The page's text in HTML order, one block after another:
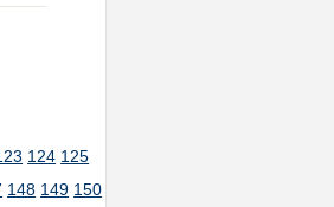
124 125
148 149 150